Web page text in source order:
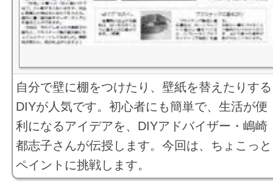
自分で壁に棚をつけたり、壁紙を替えたりする
DIYが人気です。初心者にも簡単で、生活が便
利になるアイデアを、DIYアドバイザー・嶋崎
都志子さんが伝授します。今回は、ちょこっと
ペイントに挑戦します。